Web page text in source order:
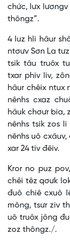
chức, lưx
thôngz”.
4 luz hli hâur
ntơưv Sơn La
tsik tâu truôx
txar phiv liv,
hâur chêix ntux
nênhs cxaz
hâuk chơưr bia,
nênhs tsik zos
nênhs uô
xar 24 tiv đêiv.
Kror no puz
chêi têz qơưk
đuô chiê cxuô
mông, tsưr ziv
uô truôx jông
zoz thôngz./.